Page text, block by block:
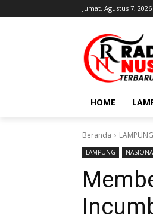
Jumat, Agustus 7, 2026
HOME
Beranda LAMPUNG
LAMPUNG